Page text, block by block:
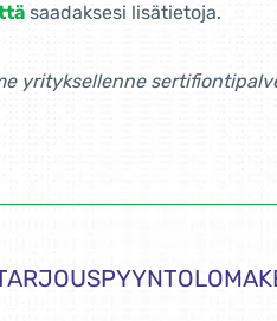
saadaksesi lisätietoja.
yrityksellenne